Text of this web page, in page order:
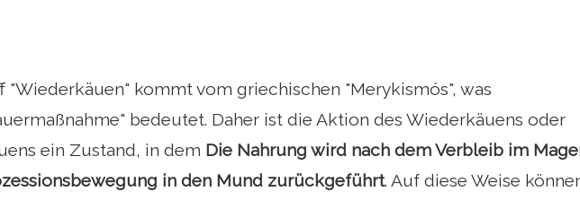
"Wiederkäuen" kommt vom griechischen "Merykismós", was
bedeutet. Daher ist die Aktion des Wiederkäuens oder
ein Zustand, in dem Die Nahrung wird nach dem Verbleib im
in den Mund zurückgeführt. Auf diese Weise